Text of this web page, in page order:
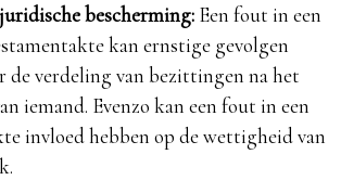
bescherming:Een fout in een
kan ernstige gevolgen
de verdeling van bezittingen na het
iemand. Evenzo kan een fout in een
invloed hebben op de wettigheid van